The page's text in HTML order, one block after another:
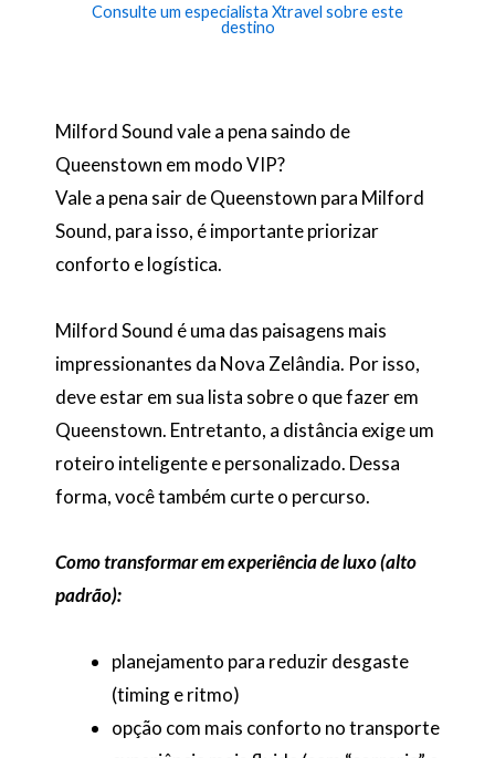
Consulte um especialista Xtravel sobre este
destino
Milford Sound vale a pena saindo de
Queenstown em modo VIP?
Vale a pena sair de Queenstown para Milford
Sound, para isso, é importante priorizar
conforto e logística.
Milford Sound é uma das paisagens mais
impressionantes da Nova Zelândia. Por isso,
deve estar em sua lista sobre o que fazer em
Queenstown. Entretanto, a distância exige um
roteiro inteligente e personalizado. Dessa
forma, você também curte o percurso.
Como transformar em experiência de luxo (alto
padrão):
planejamento para reduzir desgaste
(timing e ritmo)
opção com mais conforto no transporte